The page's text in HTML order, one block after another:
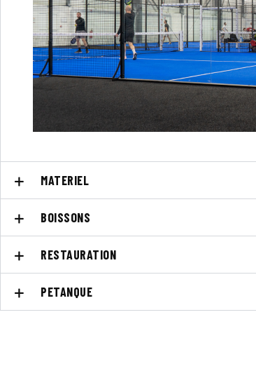
MATERIEL
BOISSONS
RESTAURATION
PETANQUE